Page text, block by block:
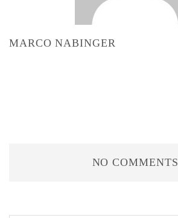
MARCO NABINGER
NO COMMENTS